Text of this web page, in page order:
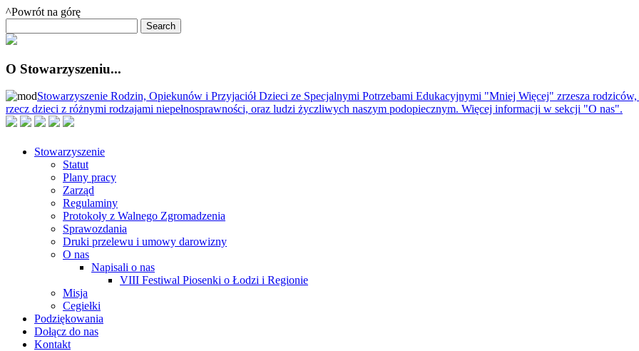
^Powrót na górę
O Stowarzyszeniu...
Stowarzyszenie Rodzin, Opiekunów i Przyjaciół Dzieci ze Specjalnymi Potrzebami Edukacyjnymi "Mniej Więcej" zrzesza
rzecz dzieci z różnymi rodzajami niepełnosprawności, oraz ludzi życzliwych naszym podopiecznym. Więcej informacji w sekcji "O nas".
Stowarzyszenie
Statut
Plany pracy
Zarząd
Regulaminy
Protokoły z Walnego Zgromadzenia
Sprawozdania
Druki przelewu i umowy darowizny
O nas
Napisali o nas
VIII Festiwal Piosenki o Łodzi i Regionie
Misja
Cegiełki
Podziękowania
Dołącz do nas
Kontakt